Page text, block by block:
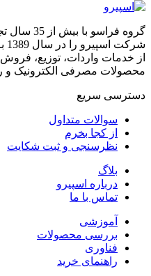
گروه
از خدمات واردات، توزیع،
محصولات مصرفی الکترونیک و
دسترسی‌ سریع
سوالات متداول
از کجا بخرم
نظرسنجی و ثبت شکایت
بلاگ
درباره اسپیرو
تماس با ما
آموزشی
بررسی محصولات
فناوری
راهنمای خرید